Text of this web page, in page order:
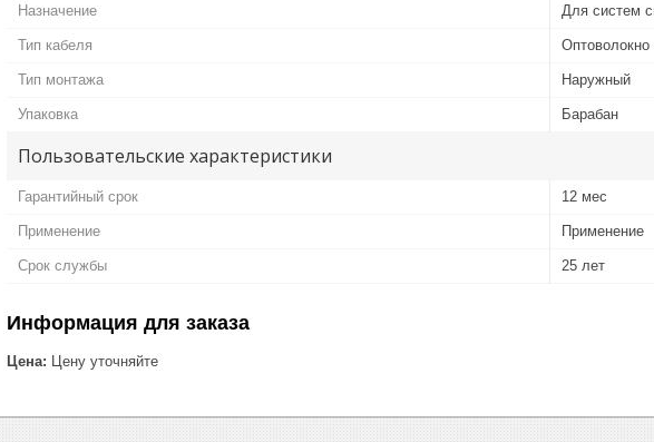
Назначение Для систем
Тип кабеля Оптоволокно
Тип монтажа Наружный
Упаковка Барабан
Пользовательские характеристики
Гарантийный срок 12 мес
Применение Применение
Срок службы 25 лет
Информация для заказа
Цена: Цену уточняйте